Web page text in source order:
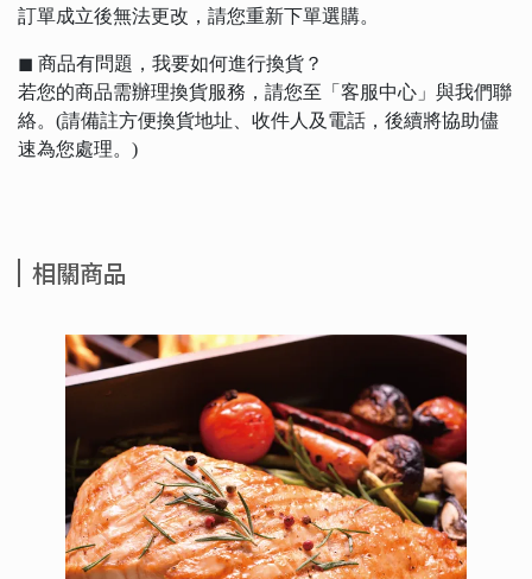
訂單成立後無法更改，請您重新下單選購。
◼︎ 商品有問題，我要如何進行換貨？
若您的商品需辦理換貨服務，請您至「客服中心」與我們聯
絡。(請備註方便換貨地址、收件人及電話，後續將協助儘
速為您處理。)
相關商品